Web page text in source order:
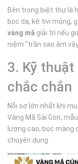
Bên trong biệt thự là
bọc da, kệ tivi mỏng,
vàng mã giải trí nếu
niệm "trần sao âm
3. Kỹ
chắc chắn
Nỗi sợ lớn nhất khi
Vàng Mã Sài Gòn,
lượng cao, bọc màng
chuyên dụng.